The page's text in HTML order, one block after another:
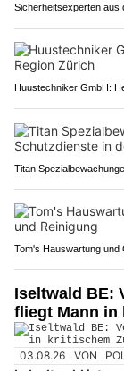
Sicherheitsexperten aus
Huustechniker GmbH:
Titan
Tom's Hauswartung und
Iseltwald BE:
fliegt Mann in
03.08.26 VON